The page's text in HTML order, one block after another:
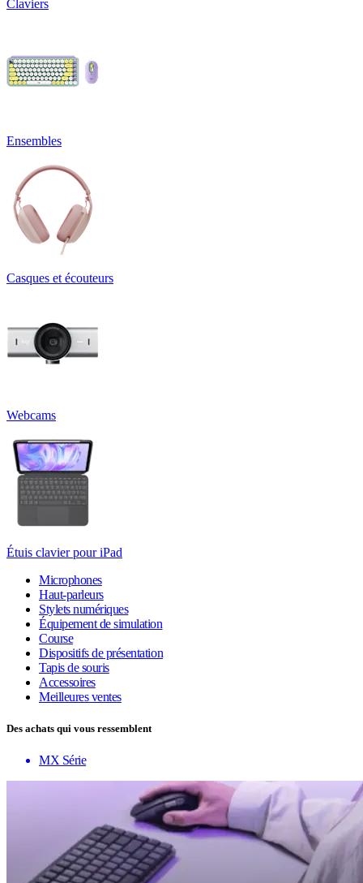
Claviers
Ensembles
Casques et écouteurs
Webcams
Étuis clavier pour iPad
Microphones
Haut-parleurs
Stylets numériques
Équipement de simulation
Course
Dispositifs de présentation
Tapis de souris
Accessoires
Meilleures ventes
Des achats qui vous ressemblent
MX Série